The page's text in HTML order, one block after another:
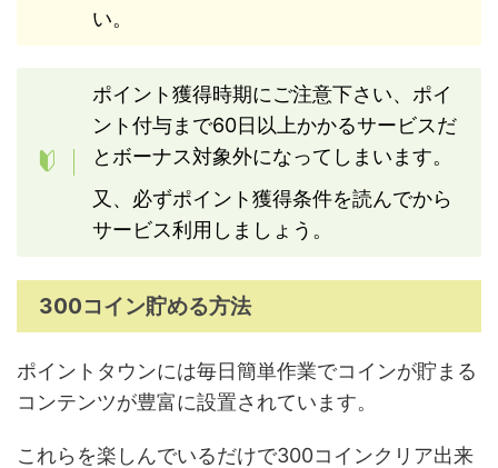
い。
ポイント獲得時期にご注意下さい、ポイ
ント付与まで60日以上かかるサービスだ
とボーナス対象外になってしまいます。
又、必ずポイント獲得条件を読んでから
サービス利用しましょう。
300コイン貯める方法
ポイントタウンには毎日簡単作業でコインが貯まる
コンテンツが豊富に設置されています。
これらを楽しんでいるだけで300コインクリア出来